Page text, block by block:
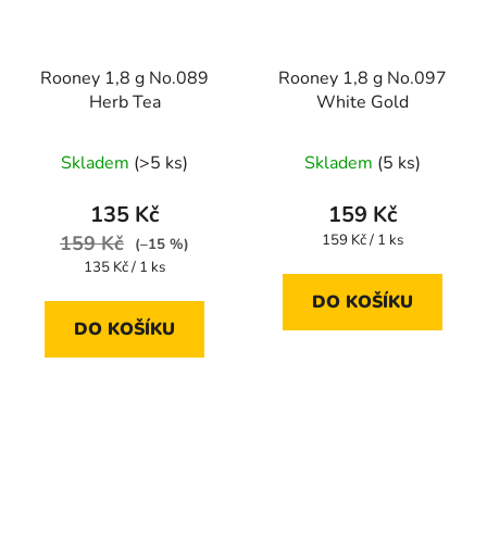
Rooney 1,8 g No.089
Herb Tea
Skladem (>5 ks)
135 Kč
159 Kč
(–15 %)
Měrná
135 Kč / 1 ks
DO KOŠÍKU
Rooney 1,8 g No.097
White Gold
Skladem (5 ks)
159 Kč
Měrná
159 Kč / 1 ks
DO KOŠÍKU